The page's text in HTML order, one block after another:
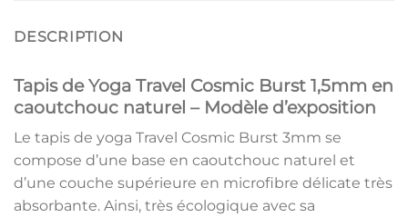
DESCRIPTION
Tapis de Yoga Travel Cosmic Burst 1,5mm en
caoutchouc naturel – Modèle d’exposition
Le tapis de yoga Travel Cosmic Burst 3mm se
compose d’une base en caoutchouc naturel et
d’une couche supérieure en microfibre délicate très
absorbante. Ainsi, très écologique avec sa